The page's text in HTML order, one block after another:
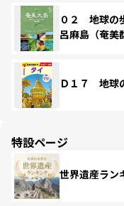
０２ 地球
呂麻島（奄
Ｄ１７ 地球
特設ページ
世界遺産ラン